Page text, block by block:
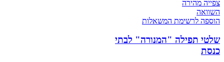
צפייה מהירה
השוואה
הוספה לרשימת המשאלות
שלטי תפילה "המנורה" לבתי
כנסת